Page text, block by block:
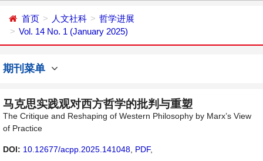
首页 人文社科
哲学进展
Vol. 14 No. 1 (January 2025)
期刊菜单
马克思实践观对西方哲学的批判与重塑
The Critique and Reshaping of Western Philosophy by Marx’s View
of Practice
DOI: 10.12677/acpp.2025.141048 PDF,